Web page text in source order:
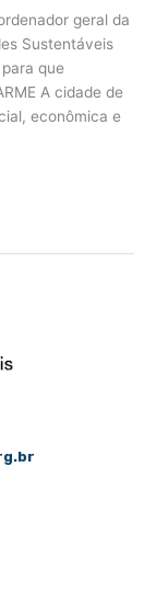
geral da
Sustentáveis
que
A cidade de
econômica e